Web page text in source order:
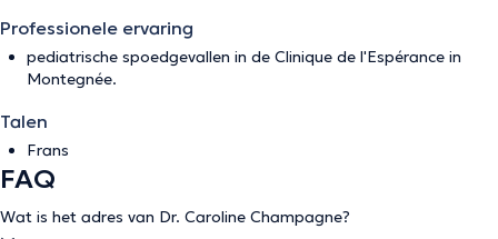
Professionele ervaring
pediatrische spoedgevallen in de Clinique de l'Espérance in
Montegnée.
Talen
Frans
FAQ
Wat is het adres van Dr. Caroline Champagne?